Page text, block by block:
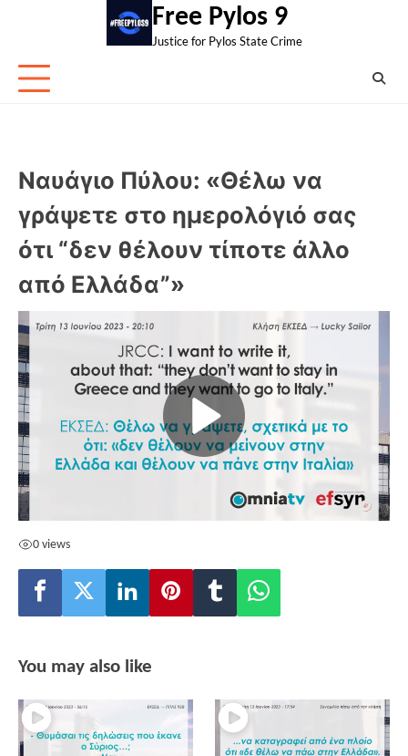
Free Pylos 9
Justice for Pylos State Crime
Ναυάγιο Πύλου: «Θέλω να
γράψετε στο ημερολόγιό σας
ότι “δεν θέλουν τίποτε άλλο
από Ελλάδα”»
0 views
You may also like